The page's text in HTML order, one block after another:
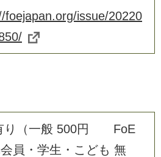
foejapan.org/issue/20220
り（一般 500円 FoE
員・学生・こども 無